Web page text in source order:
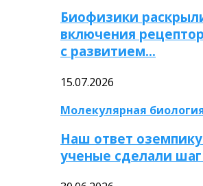
Биофизики
включения
с развитием…
15.07.2026
Молекулярная
Наш ответ
ученые сделали